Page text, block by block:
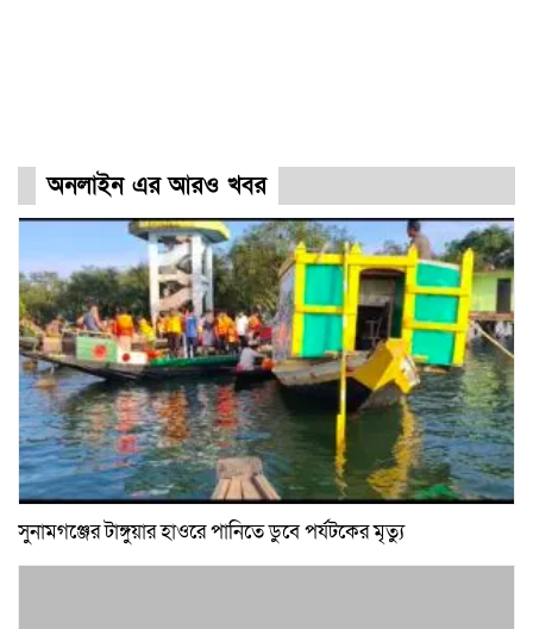
অনলাইন এর আরও খবর
সুনামগঞ্জের টাঙ্গুয়ার হাওরে পানিতে ডুবে পর্যটকের মৃত্যু